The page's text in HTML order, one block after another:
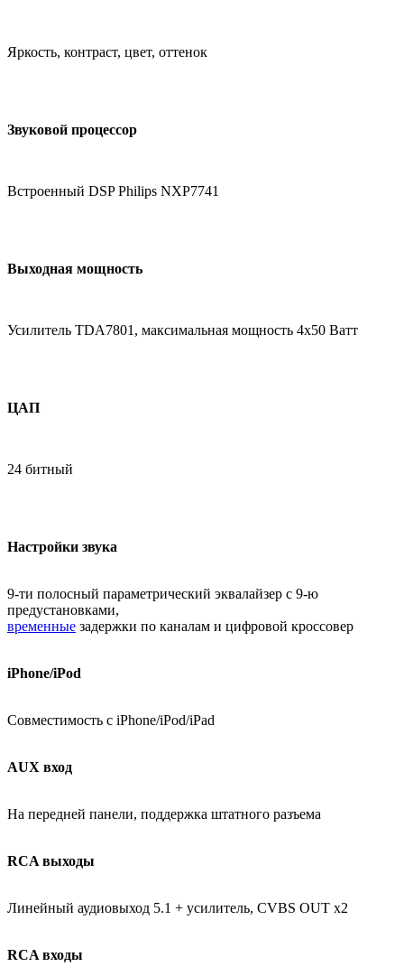
Яркость, контраст, цвет, оттенок
Звуковой процессор
Встроенный DSP Philips NXP7741
Выходная мощность
Усилитель TDA7801, максимальная мощность 4х50 Ватт
ЦАП
24 битный
Настройки звука
9-ти полосный параметрический эквалайзер с 9-ю
предустановками,
временные задержки по каналам и цифровой кроссовер
iPhone/iPod
Совместимость с iPhone/iPod/iPad
AUX вход
На передней панели, поддержка штатного разъема
RCA выходы
Линейный аудиовыход 5.1 + усилитель, CVBS OUT x2
RCA входы